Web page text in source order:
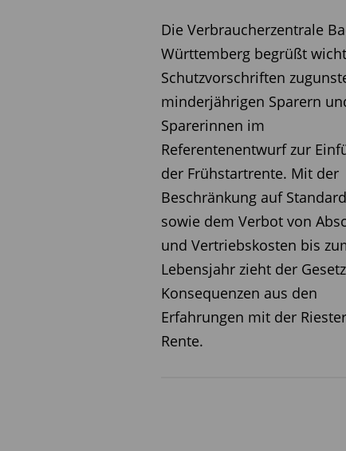
Die Verbraucherzentrale
Württemberg begrüßt
Schutzvorschriften
minderjährigen Sparern
Sparerinnen im
Referentenentwurf zur
der Frühstartrente. Mit der
Beschränkung auf
sowie dem Verbot von
und Vertriebskosten bis
Lebensjahr zieht der
Konsequenzen aus den
Erfahrungen mit der
Rente.